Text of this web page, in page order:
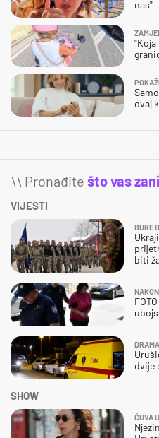
nas"
ovaj
\\ Pronađite što vas
VIJESTI
BURE
biti
dvije
SHOW
ČUVA